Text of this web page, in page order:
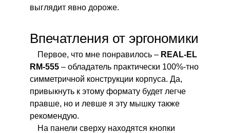
выглядит явно дороже.
Впечатления от эргономики
Первое, что мне понравилось – REAL-EL
RM-555– обладатель практически 100%-тно
симметричной конструкции корпуса. Да,
привыкнуть к этому формату будет легче
правше, но и левше я эту мышку также
рекомендую.
На панели сверху находятся кнопки